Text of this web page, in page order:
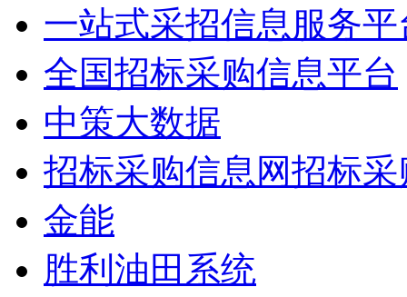
一站式采招信息服务平
全国招标采购信息平台
中策大数据
招标采购信息网招标
金能
胜利油田系统